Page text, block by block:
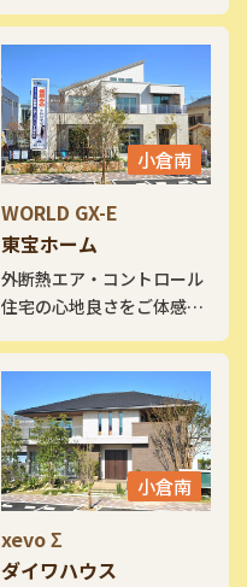
小倉南
WORLD GX-E
東宝ホーム
外断熱エア・コントロール
住宅の心地良さをご体感下
小倉南
xevo Σ
ダイワハウス